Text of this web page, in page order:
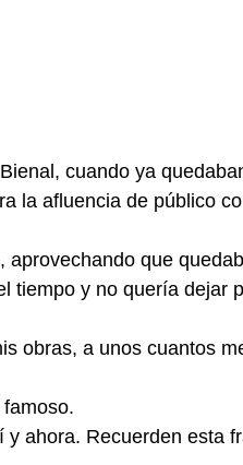
cuando ya
la afluencia de público
aprovechando que
tiempo y no quería dejar
obras, a unos cuantos
y ahora. Recuerden esta